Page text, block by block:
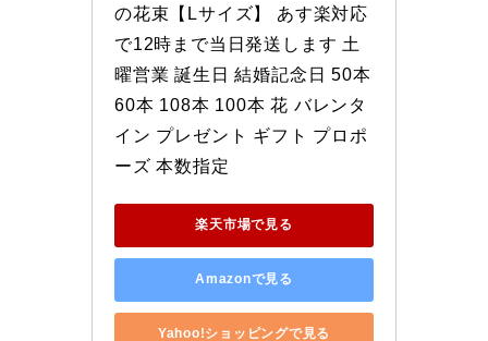
の花束【Lサイズ】 あす楽対応
で12時まで当日発送します 土
曜営業 誕生日 結婚記念日 50本
60本 108本 100本 花 バレンタ
イン プレゼント ギフト プロポ
ーズ 本数指定
楽天市場で見る
Amazonで見る
Yahoo!ショッピングで見る